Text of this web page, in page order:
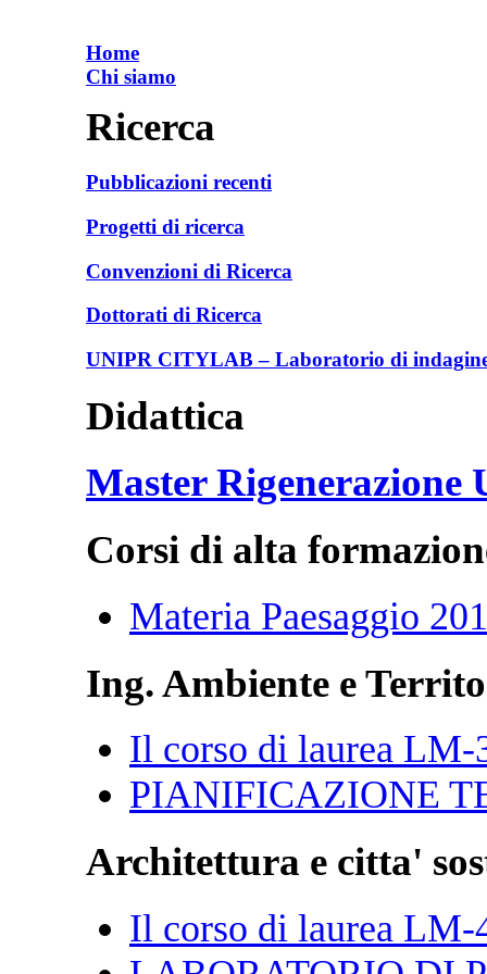
Home
Chi siamo
Ricerca
Pubblicazioni recenti
Progetti di ricerca
Convenzioni di Ricerca
Dottorati di Ricerca
UNIPR CITYLAB – Laboratorio di
Didattica
Master Rigenerazione
Corsi di alta
Materia Paesaggio
Ing. Ambiente e
Il corso di laurea LM-
PIANIFICAZIONE
Architettura e citta'
Il corso di laurea LM-